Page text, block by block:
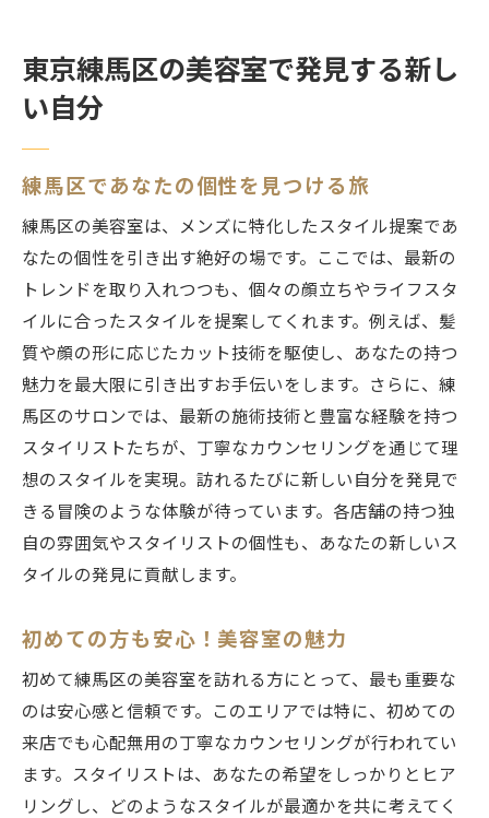
東京練馬区の美容室で発見する新し
い自分
練馬区であなたの個性を見つける旅
練馬区の美容室は、メンズに特化したスタイル提案であ
なたの個性を引き出す絶好の場です。ここでは、最新の
トレンドを取り入れつつも、個々の顔立ちやライフスタ
イルに合ったスタイルを提案してくれます。例えば、髪
質や顔の形に応じたカット技術を駆使し、あなたの持つ
魅力を最大限に引き出すお手伝いをします。さらに、練
馬区のサロンでは、最新の施術技術と豊富な経験を持つ
スタイリストたちが、丁寧なカウンセリングを通じて理
想のスタイルを実現。訪れるたびに新しい自分を発見で
きる冒険のような体験が待っています。各店舗の持つ独
自の雰囲気やスタイリストの個性も、あなたの新しいス
タイルの発見に貢献します。
初めての方も安心！美容室の魅力
初めて練馬区の美容室を訪れる方にとって、最も重要な
のは安心感と信頼です。このエリアでは特に、初めての
来店でも心配無用の丁寧なカウンセリングが行われてい
ます。スタイリストは、あなたの希望をしっかりとヒア
リングし、どのようなスタイルが最適かを共に考えてく